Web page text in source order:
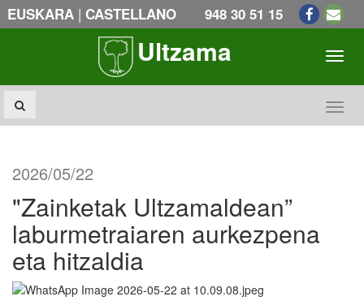
EUSKARA | CASTELLANO 948 30 51 15
Ultzama
2026/05/22
"Zainketak Ultzamaldean”
laburmetraiaren aurkezpena
eta hitzaldia